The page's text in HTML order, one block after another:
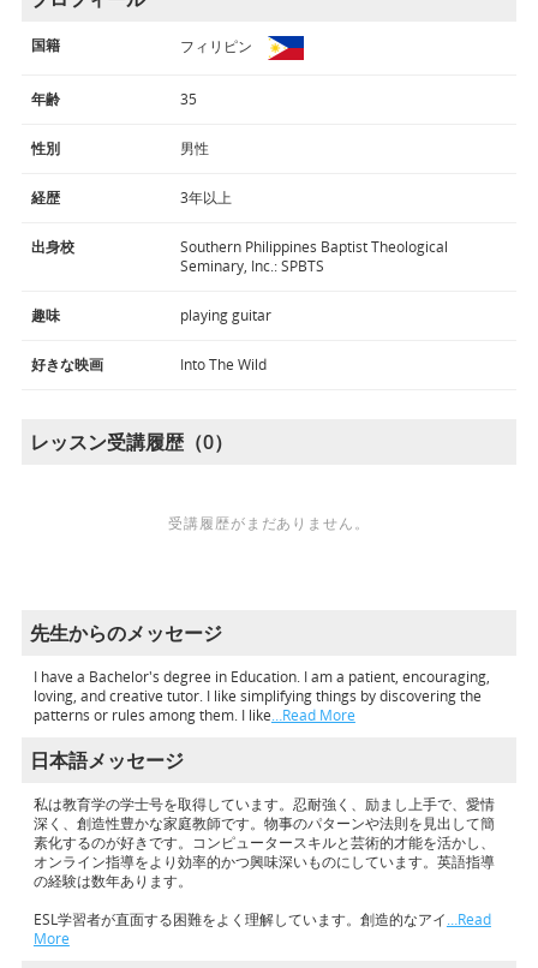
国籍 フィリピン
年齢 35
性別 男性
経歴 3年以上
出身校
Southern Philippines Baptist Theological
Seminary, Inc.: SPBTS
趣味 playing guitar
好きな映画 Into The Wild
レッスン受講履歴（0）
受講履歴がまだありません。
先生からのメッセージ
I have a Bachelor's degree in Education. I am a patient, encouraging,
loving, and creative tutor. I like simplifying things by discovering the
patterns or rules among them. I like…Read More
日本語メッセージ
私は教育学の学士号を取得しています。忍耐強く、励まし上手で、愛情
深く、創造性豊かな家庭教師です。物事のパターンや法則を見出して簡
素化するのが好きです。コンピュータースキルと芸術的才能を活かし、
オンライン指導をより効率的かつ興味深いものにしています。英語指導
の経験は数年あります。
ESL学習者が直面する困難をよく理解しています。創造的なアイ…Read
More